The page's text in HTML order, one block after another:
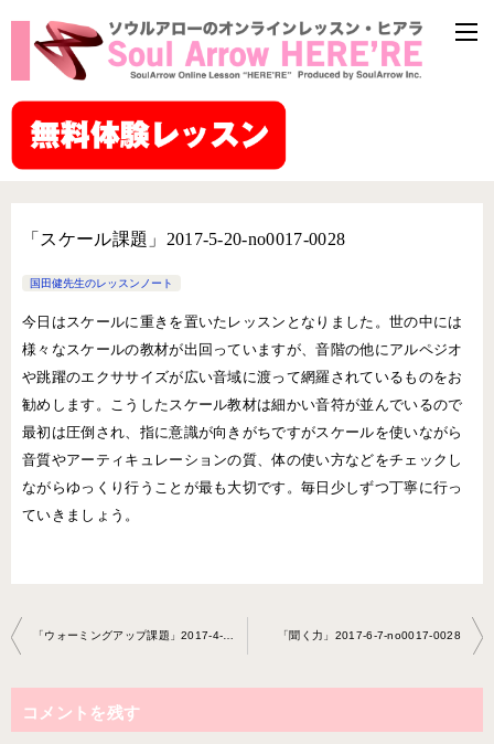
「スケール課題」2017-5-20-no0017-0028
国田健先生のレッスンノート
今日はスケールに重きを置いたレッスンとなりました。世の中には
様々なスケールの教材が出回っていますが、音階の他にアルペジオ
や跳躍のエクササイズが広い音域に渡って網羅されているものをお
勧めします。こうしたスケール教材は細かい音符が並んでいるので
最初は圧倒され、指に意識が向きがちですがスケールを使いながら
音質やアーティキュレーションの質、体の使い方などをチェックし
ながらゆっくり行うことが最も大切です。毎日少しずつ丁寧に行っ
ていきましょう。
投
稿
ナ
ビ
「ウォーミングアップ課題」2017-4-30-no0017-0028 「聞く力」2017-6-7-no0017-0028
コメントを残す